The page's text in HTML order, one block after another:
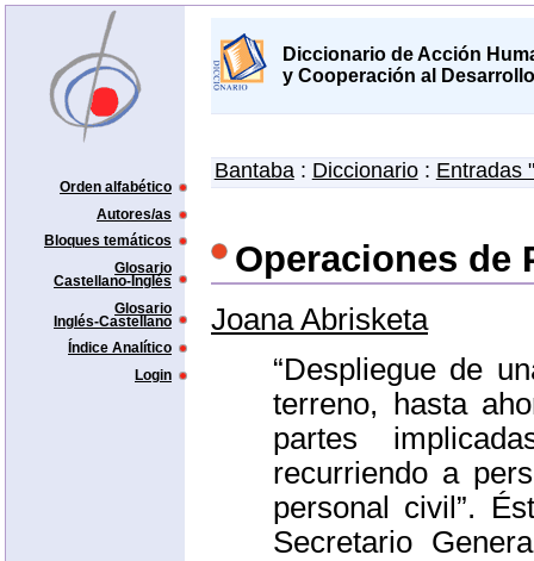
Orden alfabético
Autores/as
Bloques temáticos
Glosario
Castellano-Inglés
Glosario
Inglés-Castellano
Índice Analítico
Login
Diccionario de Acción
y Cooperación al Desarrollo
Bantaba: Diccionario: Entradas
Operaciones de
Joana Abrisketa
“Despliegue de
terreno, hasta
partes
recurriendo a
personal civil”.
Secretario